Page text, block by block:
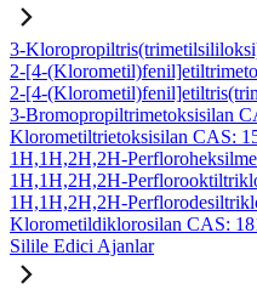
3-
2-[4-
2-[4-
3-Bromopropiltrimetoksisilan
Klorometiltrietoksisilan CAS:
1H,1H,2H,2H-
1H,1H,2H,2H-
1H,1H,2H,2H-
Klorometildiklorosilan CAS:
Silile Edici Ajanlar